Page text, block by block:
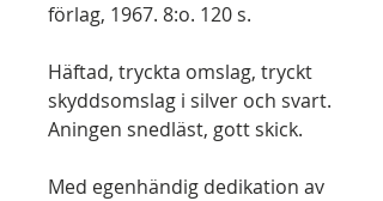
förlag, 1967. 8:o. 120 s.
Häftad, tryckta omslag, tryckt
skyddsomslag i silver och svart.
Aningen snedläst, gott skick.
Med egenhändig dedikation av